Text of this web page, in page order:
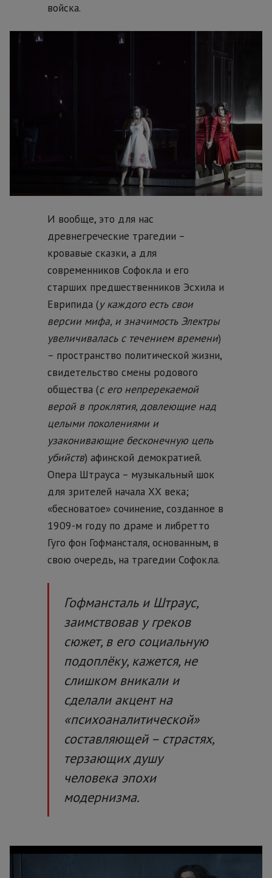
войска.
И вообще, это для нас
древнегреческие трагедии –
кровавые сказки, а для
современников Софокла и его
старших предшественников Эсхила и
Еврипида (у каждого есть свои
версии мифа, и значимость Электры
увеличивалась с течением времени)
– пространство политической жизни,
свидетельство смены родового
общества (с его непререкаемой
верой в проклятия, довлеющие над
целыми поколениями и
узаконивающие бесконечную цепь
убийств) афинской демократией.
Опера Штрауса – музыкальный шок
для зрителей начала ХХ века;
«бесноватое» сочинение, созданное в
1909-м году по драме и либретто
Гуго фон Гофмансталя, основанным, в
свою очередь, на трагедии Софокла.
Гофмансталь и Штраус,
заимствовав у греков
сюжет, в его социальную
подоплёку, кажется, не
слишком вникали и
сделали акцент на
«психоаналитической»
составляющей – страстях,
терзающих душу
человека эпохи
модернизма.